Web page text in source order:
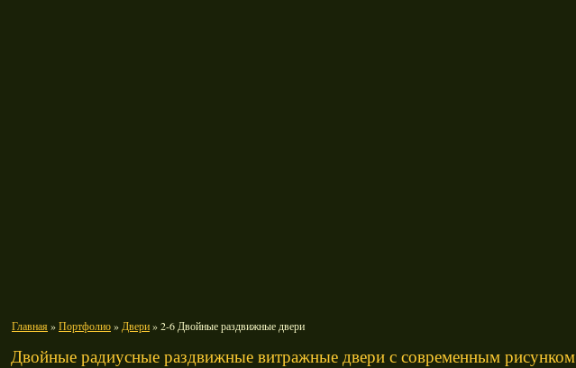
Главная»Портфолио» Двери» 2-6 Двойные раздвижные двери
Двойные радиусные раздвижные витражные двери с современным рисунком